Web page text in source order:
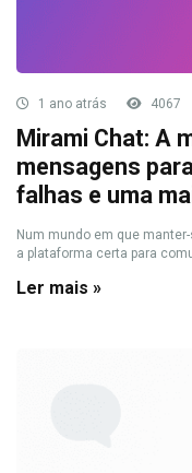
1 ano atrás 4067
Mirami Chat: A
mensagens
falhas e uma
Num mundo em que
a plataforma certa para
Ler mais »